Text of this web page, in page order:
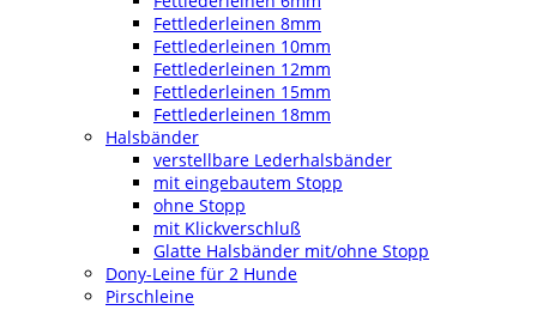
Fettlederleinen 8mm
Fettlederleinen 10mm
Fettlederleinen 12mm
Fettlederleinen 15mm
Fettlederleinen 18mm
Halsbänder
verstellbare Lederhalsbänder
mit eingebautem Stopp
ohne Stopp
mit Klickverschluß
Glatte Halsbänder mit/ohne Stopp
Dony-Leine für 2 Hunde
Pirschleine